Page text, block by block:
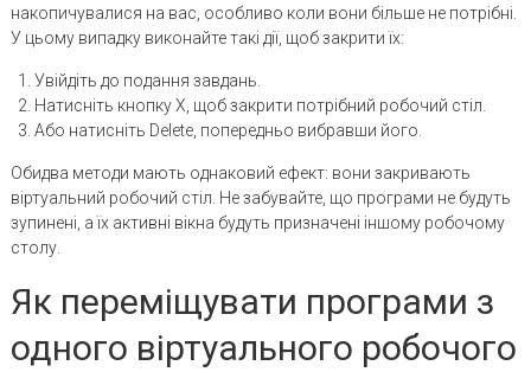
накопичувалися на вас, особливо коли вони більше не потрібні.
У цьому випадку виконайте такі дії, щоб закрити їх:
Увійдіть до подання завдань.
Натисніть кнопку X, щоб закрити потрібний робочий стіл.
Або натисніть Delete, попередньо вибравши його.
Обидва методи мають однаковий ефект: вони закривають
віртуальний робочий стіл. Не забувайте, що програми не будуть
зупинені, а їх активні вікна будуть призначені іншому робочому
столу.
Як переміщувати програми з
одного віртуального робочого